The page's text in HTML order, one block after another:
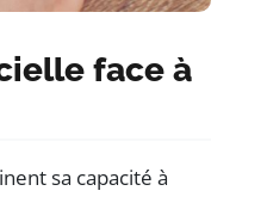
face à
sa capacité à